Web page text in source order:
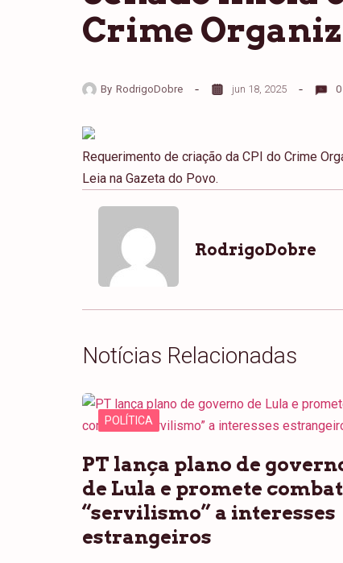
Crime
By RodrigoDobre jun 18, 2025 0
Requerimento de criação da CPI do Crime
Leia na Gazeta do Povo.
RodrigoDobre
Notícias Relacionadas
POLÍTICA
PT lança plano de
de Lula e promete
“servilismo” a interesses
estrangeiros